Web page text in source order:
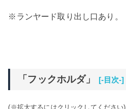
※ランヤード取り出し口あり。
「フックホルダ」 [-目次-]
(※拡大するにはクリックしてください)